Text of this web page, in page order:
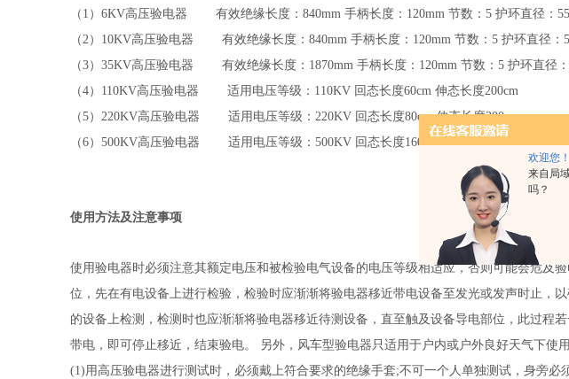
欢迎您！
来自局
吗？
（1 ）6KV高压验电器 有效绝缘长度：840mm手柄长度： 120mm节数：5护环直径：
（2） 10KV高压验电器 有效绝缘长度：840mm手柄长度： 120mm节数：5护环直径：
（3）35KV高压验电器 有效绝缘长度： 1870mm手柄长度： 120mm节数：5护环直径
（4） 110KV高压验电器 适用电压等级： 110KV 回态长度60cm伸态长度200cm
（5）220KV高压验电器 适用电压等级：220KV 回态长度80cm伸态长度300cm
（6）500KV高压验电器 适用电压等级：500KV 回态长度160cm伸态长度720cm
使用方法及注意事项
使用验电器时必须注意其额定电压和被检验电气设备的电压等级相适应，否则可能会危及
位，先在有电设备上进行检验，检验时应渐渐将验电器移近带电设备至发光或发声时止，
的设备上检测，检测时也应渐渐将验电器移近待测设备，直至触及设备导电部位，此过程
带电，即可停止移近，结束验电。 另外，风车型验电器只适用于户内或户外良好天气下
(1)用高压验电器进行测试时，必须戴上符合要求的绝缘手套;不可一个人单独测试，身旁必